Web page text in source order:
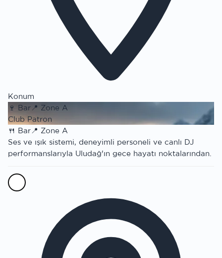
Konum
🍷 Bar 📍 Zone A
Club Patron
🍴 Bar📍 Zone A
Ses ve ışık sistemi, deneyimli personeli ve canlı DJ
performanslarıyla Uludağ'ın gece hayatı noktalarından.